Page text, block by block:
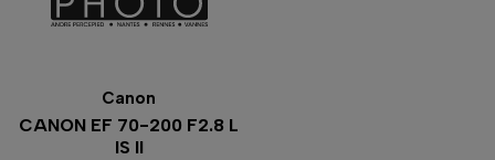
Canon
CANON EF 70-200 F2.8 L
IS II